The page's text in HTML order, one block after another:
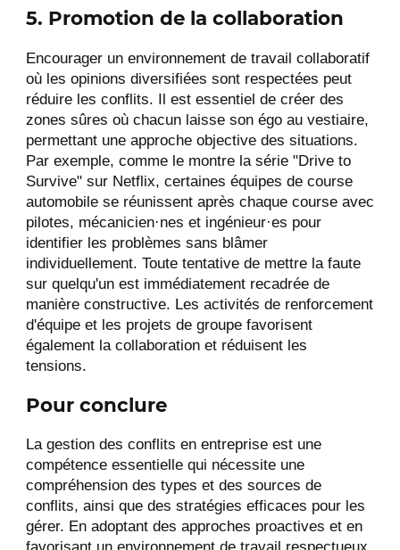
5. Promotion de la collaboration
Encourager un environnement de travail collaboratif
où les opinions diversifiées sont respectées peut
réduire les conflits. Il est essentiel de créer des
zones sûres où chacun laisse son égo au vestiaire,
permettant une approche objective des situations.
Par exemple, comme le montre la série "Drive to
Survive" sur Netflix, certaines équipes de course
automobile se réunissent après chaque course avec
pilotes, mécanicien·nes et ingénieur·es pour
identifier les problèmes sans blâmer
individuellement. Toute tentative de mettre la faute
sur quelqu'un est immédiatement recadrée de
manière constructive. Les activités de renforcement
d'équipe et les projets de groupe favorisent
également la collaboration et réduisent les
tensions.
Pour conclure
La gestion des conflits en entreprise est une
compétence essentielle qui nécessite une
compréhension des types et des sources de
conflits, ainsi que des stratégies efficaces pour les
gérer. En adoptant des approches proactives et en